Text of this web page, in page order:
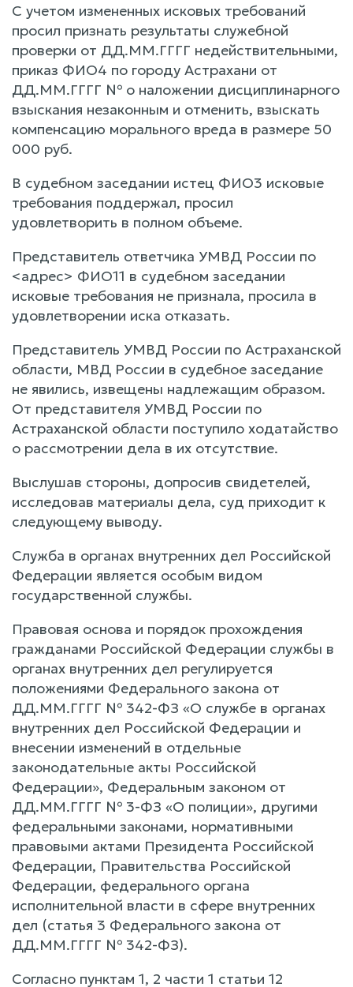
С учетом измененных исковых требований
просил признать результаты служебной
проверки от ДД.ММ.ГГГГ недействительными,
приказ ФИО4 по городу Астрахани от
ДД.ММ.ГГГГ № о наложении дисциплинарного
взыскания незаконным и отменить, взыскать
компенсацию морального вреда в размере 50
000 руб.
В судебном заседании истец ФИО3 исковые
требования поддержал, просил
удовлетворить в полном объеме.
Представитель ответчика УМВД России по
<адрес> ФИО11 в судебном заседании
исковые требования не признала, просила в
удовлетворении иска отказать.
Представитель УМВД России по Астраханской
области, МВД России в судебное заседание
не явились, извещены надлежащим образом.
От представителя УМВД России по
Астраханской области поступило ходатайство
о рассмотрении дела в их отсутствие.
Выслушав стороны, допросив свидетелей,
исследовав материалы дела, суд приходит к
следующему выводу.
Служба в органах внутренних дел Российской
Федерации является особым видом
государственной службы.
Правовая основа и порядок прохождения
гражданами Российской Федерации службы в
органах внутренних дел регулируется
положениями Федерального закона от
ДД.ММ.ГГГГ № 342-ФЗ «О службе в органах
внутренних дел Российской Федерации и
внесении изменений в отдельные
законодательные акты Российской
Федерации», Федеральным законом от
ДД.ММ.ГГГГ № 3-ФЗ «О полиции», другими
федеральными законами, нормативными
правовыми актами Президента Российской
Федерации, Правительства Российской
Федерации, федерального органа
исполнительной власти в сфере внутренних
дел (статья 3 Федерального закона от
ДД.ММ.ГГГГ № 342-ФЗ).
Согласно пунктам 1, 2 части 1 статьи 12